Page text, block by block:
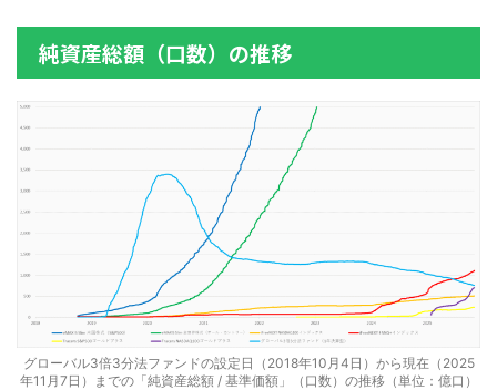
純資産総額（口数）の推移
グローバル3倍3分法ファンドの設定日（2018年10月4日）から現在（2025
年11月7日）までの「純資産総額 / 基準価額」（口数）の推移（単位：億口）